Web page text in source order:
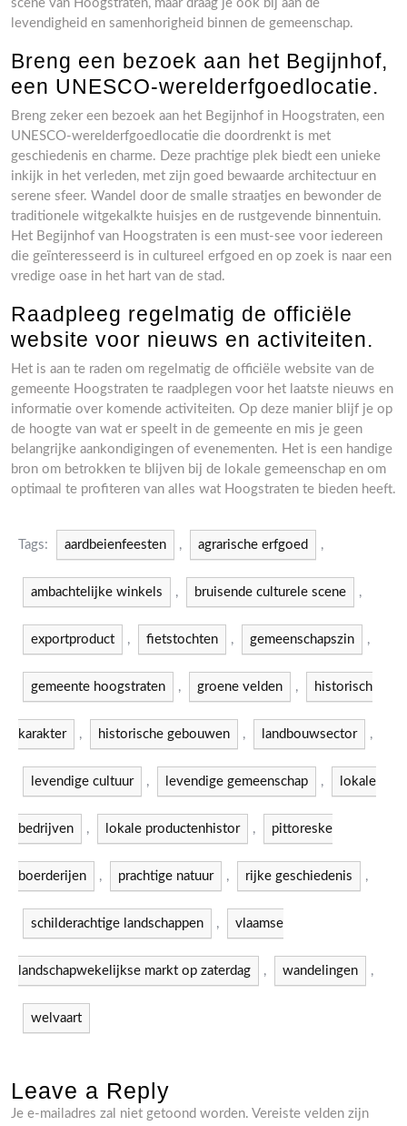
scene van Hoogstraten, maar draag je ook bij aan de
levendigheid en samenhorigheid binnen de gemeenschap.
Breng een bezoek aan het Begijnhof,
een UNESCO-werelderfgoedlocatie.
Breng zeker een bezoek aan het Begijnhof in Hoogstraten, een
UNESCO-werelderfgoedlocatie die doordrenkt is met
geschiedenis en charme. Deze prachtige plek biedt een unieke
inkijk in het verleden, met zijn goed bewaarde architectuur en
serene sfeer. Wandel door de smalle straatjes en bewonder de
traditionele witgekalkte huisjes en de rustgevende binnentuin.
Het Begijnhof van Hoogstraten is een must-see voor iedereen
die geïnteresseerd is in cultureel erfgoed en op zoek is naar een
vredige oase in het hart van de stad.
Raadpleeg regelmatig de officiële
website voor nieuws en activiteiten.
Het is aan te raden om regelmatig de officiële website van de
gemeente Hoogstraten te raadplegen voor het laatste nieuws en
informatie over komende activiteiten. Op deze manier blijf je op
de hoogte van wat er speelt in de gemeente en mis je geen
belangrijke aankondigingen of evenementen. Het is een handige
bron om betrokken te blijven bij de lokale gemeenschap en om
optimaal te profiteren van alles wat Hoogstraten te bieden heeft.
Tags: aardbeienfeesten , agrarische erfgoed ,
ambachtelijke winkels , bruisende culturele scene ,
exportproduct , fietstochten , gemeenschapszin ,
gemeente hoogstraten , groene velden , historisch
karakter , historische gebouwen , landbouwsector ,
levendige cultuur , levendige gemeenschap , lokale
bedrijven , lokale productenhistor , pittoreske
boerderijen , prachtige natuur , rijke geschiedenis ,
schilderachtige landschappen , vlaamse
landschapwekelijkse markt op zaterdag , wandelingen ,
welvaart
Leave a Reply
Je e-mailadres zal niet getoond worden. Vereiste velden zijn